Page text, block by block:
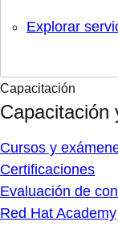
Explorar
Capacitación
Capacitación
Cursos y
Certificaciones
Evaluación de
Red Hat Academy